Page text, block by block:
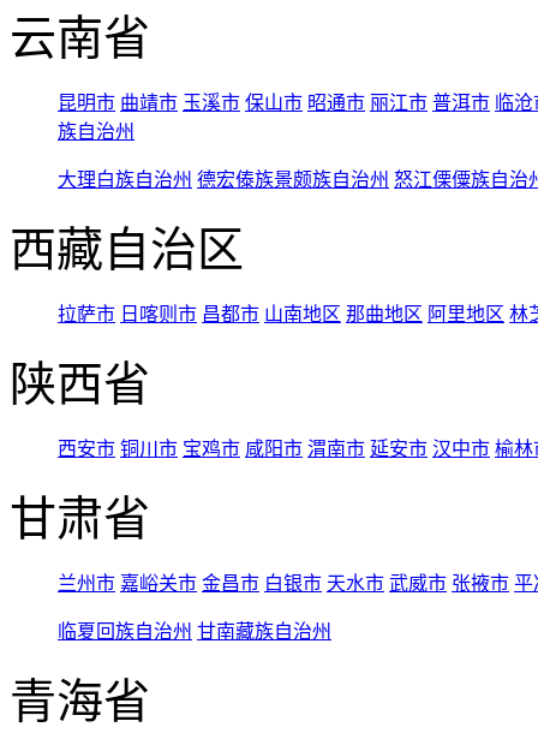
云南省
昆明市 曲靖市 玉溪市 保山市 昭通市 丽江市 普洱市 临
族自治州
大理白族自治州 德宏傣族景颇族自治州 怒江傈僳族自治
西藏自治区
拉萨市 日喀则市 昌都市 山南地区 那曲地区 阿里地区 林
陕西省
西安市 铜川市 宝鸡市 咸阳市 渭南市 延安市 汉中市 榆林
甘肃省
兰州市 嘉峪关市 金昌市 白银市 天水市 武威市 张掖市 平
临夏回族自治州 甘南藏族自治州
青海省